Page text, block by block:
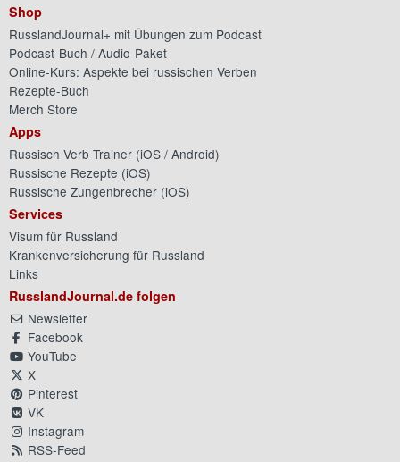
Shop
RusslandJournal+ mit Übungen zum Podcast
Podcast-Buch / Audio-Paket
Online-Kurs: Aspekte bei russischen Verben
Rezepte-Buch
Merch Store
Apps
Russisch Verb Trainer (iOS / Android)
Russische Rezepte (iOS)
Russische Zungenbrecher (iOS)
Services
Visum für Russland
Krankenversicherung für Russland
Links
RusslandJournal.de folgen
Newsletter
Facebook
YouTube
X
Pinterest
VK
Instagram
RSS-Feed